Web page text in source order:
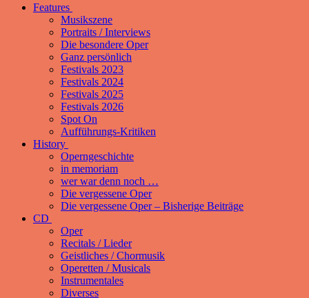
Features
Musikszene
Portraits / Interviews
Die besondere Oper
Ganz persönlich
Festivals 2023
Festivals 2024
Festivals 2025
Festivals 2026
Spot On
Aufführungs-Kritiken
History
Operngeschichte
in memoriam
wer war denn noch …
Die vergessene Oper
Die vergessene Oper – Bisherige Beiträge
CD
Oper
Recitals / Lieder
Geistliches / Chormusik
Operetten / Musicals
Instrumentales
Diverses